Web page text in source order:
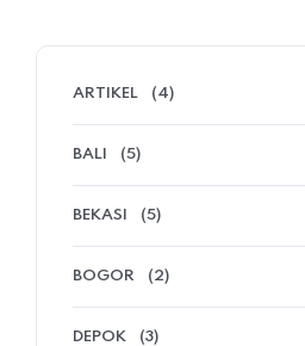
ARTIKEL (4)
BALI (5)
BEKASI (5)
BOGOR (2)
DEPOK (3)